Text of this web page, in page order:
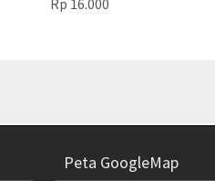
Rp 16.000
Peta GoogleMap